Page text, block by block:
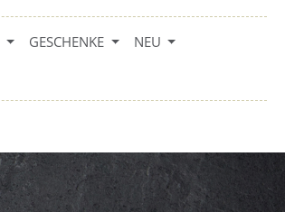
GESCHENKE
NEU